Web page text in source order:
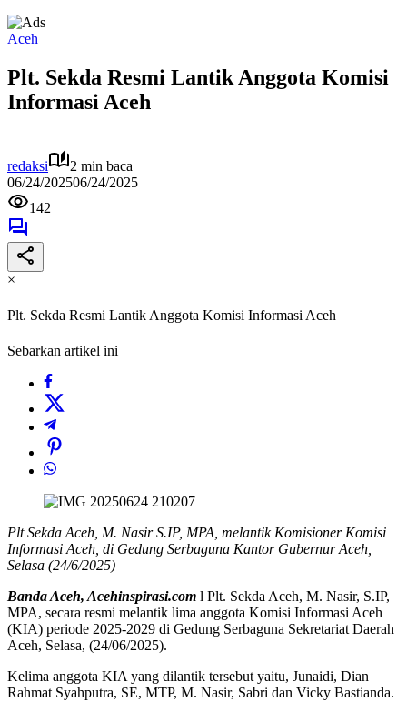
Aceh
Plt. Sekda Resmi Lantik Anggota Komisi
Informasi Aceh
redaksi
2 min baca
06/24/202506/24/2025
142
×
Plt. Sekda Resmi Lantik Anggota Komisi Informasi Aceh
Sebarkan artikel ini
Plt Sekda Aceh, M. Nasir S.IP, MPA, melantik Komisioner Komisi
Informasi Aceh, di Gedung Serbaguna Kantor Gubernur Aceh,
Selasa (24/6/2025)
Banda Aceh, Acehinspirasi.com l Plt. Sekda Aceh, M. Nasir, S.IP,
MPA, secara resmi melantik lima anggota Komisi Informasi Aceh
(KIA) periode 2025-2029 di Gedung Serbaguna Sekretariat Daerah
Aceh, Selasa, (24/06/2025).
Kelima anggota KIA yang dilantik tersebut yaitu, Junaidi, Dian
Rahmat Syahputra, SE, MTP, M. Nasir, Sabri dan Vicky Bastianda.